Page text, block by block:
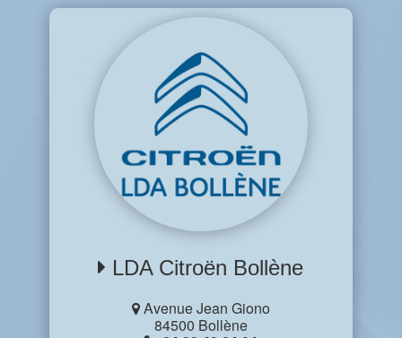
LDA Citroën Bollène
Avenue Jean Giono
84500 Bollène